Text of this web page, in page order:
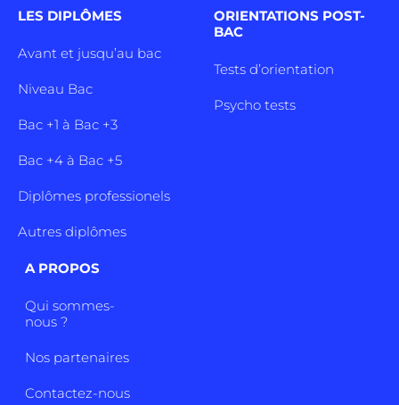
LES DIPLÔMES
Avant et jusqu’au bac
Niveau Bac
Bac +1 à Bac +3
Bac +4 à Bac +5
Diplômes professionels
Autres diplômes
ORIENTATIONS POST-
BAC
Tests d’orientation
Psycho tests
A PROPOS
Qui sommes-
nous ?
Nos partenaires
Contactez-nous